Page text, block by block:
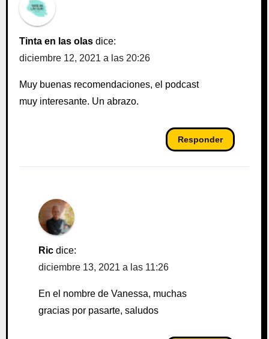
Tinta en las olas dice:
diciembre 12, 2021 a las 20:26
Muy buenas recomendaciones, el podcast
muy interesante. Un abrazo.
Responder
Ric dice:
diciembre 13, 2021 a las 11:26
En el nombre de Vanessa, muchas
gracias por pasarte, saludos